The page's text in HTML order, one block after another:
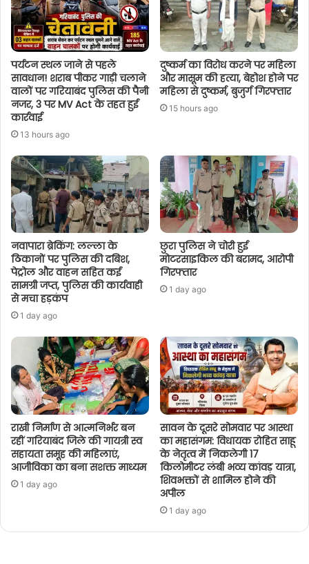
पर्यटन स्थल जाने से पहले
सावधान! शराब पीकर गाड़ी चलाने
वालों पर गरियाबंद पुलिस की पैनी
नजर, 3 पर MV Act के तहत हुई
कार्रवाई
13 hours ago
दुष्कर्म का विरोध करने पर महिला
और मासूम की हत्या, बेहोश होने पर
महिला से दुष्कर्म, बुजुर्ग गिरफ्तार
15 hours ago
नवापारा ब्रेकिंग: लल्ला के
ठिकानों पर पुलिस की दबिश,
पेट्रोल और वाहन सहित कई
सामग्री जप्त, पुलिस की कार्यवाही
से मचा हड़कंप
1 day ago
छुरा पुलिस ने चोरी हुई
मोटरसाइकिल की बरामद, आरोपी
गिरफ्तार
1 day ago
राखी निर्माण से आत्मनिर्भर बन
रहीं गरियाबंद जिले की गायत्री स्व
सहायता समूह की महिलाएं,
आजीविका का बना सशक्त माध्यम
1 day ago
सावन के दूसरे सोमवार पर आस्था
का महासंगम: विधायक रोहित साहू
के नेतृत्व में निकलेगी 17
किलोमीटर लंबी भव्य कांवड़ यात्रा,
शिवभक्तों से शामिल होने की
अपील
1 day ago